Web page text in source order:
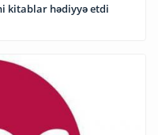
kitablar hədiyyə etdi